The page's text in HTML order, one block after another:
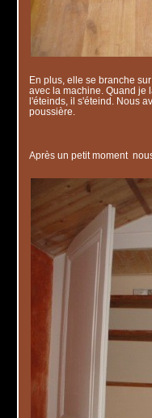
En plus, elle se branche
avec la machine. Quand je
l'éteinds, il s'éteind. Nous
poussière.
Après un petit moment